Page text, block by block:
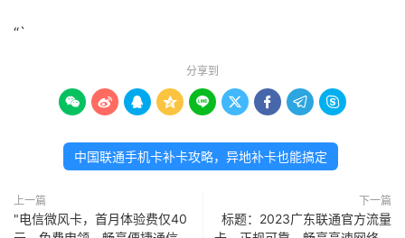
“`
分享到
        
中国联通手机卡补卡攻略，异地补卡也能搞定
上一篇
"电信微风卡，首月体验费仅40
下一篇
标题：2023广东联通官方流量